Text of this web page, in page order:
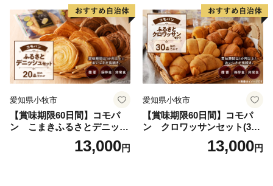
愛知県小牧市
【賞味期限60日間】コモパ
ン こまきふるさとデニッシ
ュセット（20個入り）／災害
用備蓄 保存食 非常食 防災グ
13,000円
愛知県小牧市
【賞味期限60日間】コモパ
ン クロワッサンセット(30
個入り)／災害用備蓄 保存食
非常食 防災グッズにも
13,000円